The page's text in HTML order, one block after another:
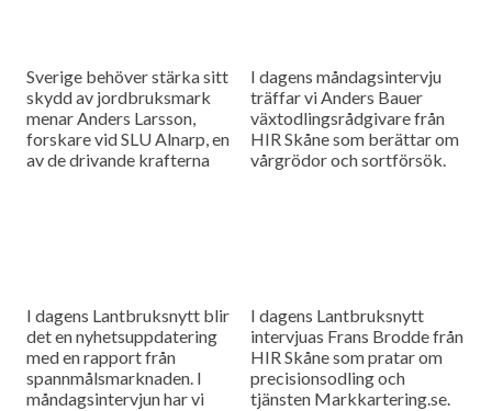
Sverige behöver stärka sitt
skydd av jordbruksmark
menar Anders Larsson,
forskare vid SLU Alnarp, en
av de drivande krafterna
I dagens måndagsintervju
träffar vi Anders Bauer
växtodlingsrådgivare från
HIR Skåne som berättar om
vårgrödor och sortförsök.
I dagens Lantbruksnytt blir
det en nyhetsuppdatering
med en rapport från
spannmålsmarknaden. I
måndagsintervjun har vi
I dagens Lantbruksnytt
intervjuas Frans Brodde från
HIR Skåne som pratar om
precisionsodling och
tjänsten Markkartering.se.